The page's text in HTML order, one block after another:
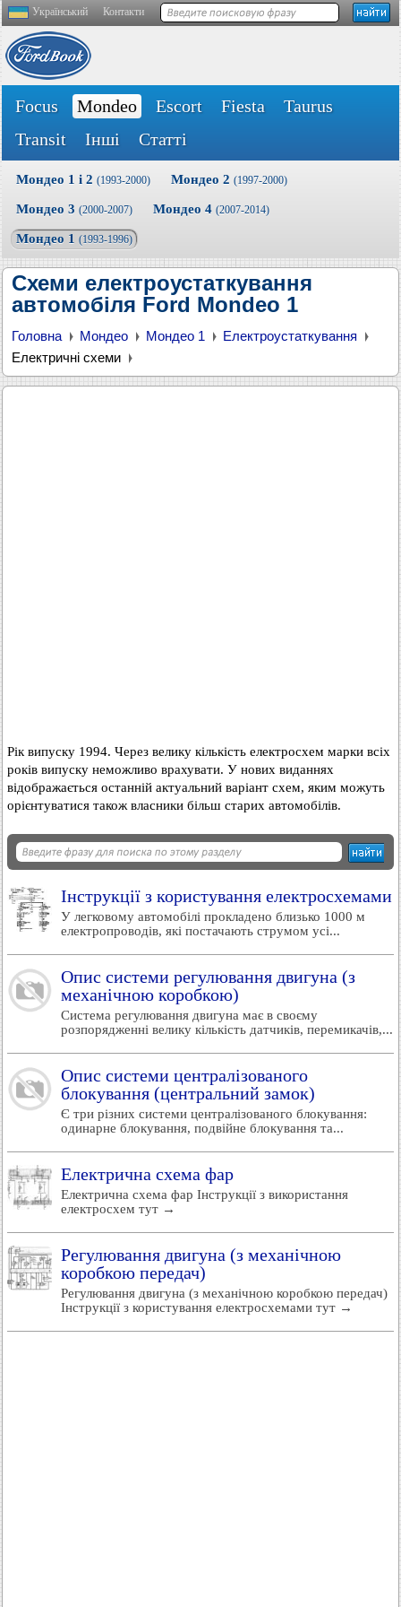
Український Контакти
Focus Mondeo Escort Fiesta
Taurus
Transit
Інші Статті
Мондео 1 і 2 (1993-2000) Мондео 2 (1997-2000)
Мондео 3 (2000-2007) Мондео 4 (2007-2014)
Мондео 1 (1993-1996)
Схеми електроустаткування
автомобіля Ford Mondeo 1
Головна Мондео Мондео 1
Електроустаткування
Електричні схеми
Рік випуску 1994. Через велику кількість електросхем марки всіх
років випуску неможливо врахувати. У нових виданнях
відображається останній актуальний варіант схем, яким можуть
орієнтуватися також власники більш старих автомобілів.
Інструкції з користування електросхемами
У легковому автомобілі прокладено близько 1000 м
електропроводів, які постачають струмом усі...
Опис системи регулювання двигуна (з
механічною коробкою)
Система регулювання двигуна має в своєму
розпорядженні велику кількість датчиків, перемикачів,...
Опис системи централізованого
блокування (центральний замок)
Є три різних системи централізованого блокування:
одинарне блокування, подвійне блокування та...
Електрична схема фар
Електрична схема фар Інструкції з використання
електросхем тут →
Регулювання двигуна (з механічною
коробкою передач)
Регулювання двигуна (з механічною коробкою передач)
Інструкції з користування електросхемами тут →